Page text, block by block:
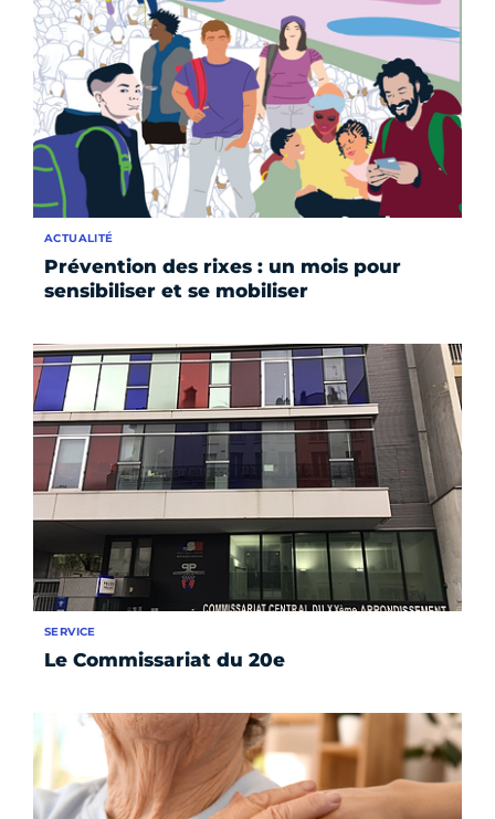
Prévention des rixes : un mois pour
sensibiliser et se mobiliser
ACTUALITÉ
Le Commissariat du 20e
SERVICE